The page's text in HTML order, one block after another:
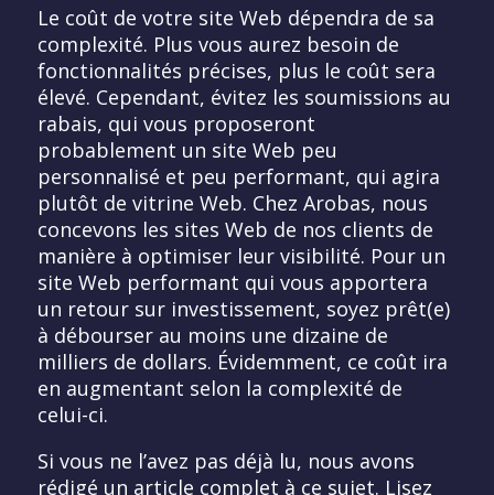
Le coût de votre site Web dépendra de sa
complexité. Plus vous aurez besoin de
fonctionnalités précises, plus le coût sera
élevé. Cependant, évitez les soumissions au
rabais, qui vous proposeront
probablement un site Web peu
personnalisé et peu performant, qui agira
plutôt de vitrine Web. Chez Arobas, nous
concevons les sites Web de nos clients de
manière à optimiser leur visibilité. Pour un
site Web performant qui vous apportera
un retour sur investissement, soyez prêt(e)
à débourser au moins une dizaine de
milliers de dollars. Évidemment, ce coût ira
en augmentant selon la complexité de
celui-ci.
Si vous ne l’avez pas déjà lu, nous avons
rédigé un article complet à ce sujet. Lisez